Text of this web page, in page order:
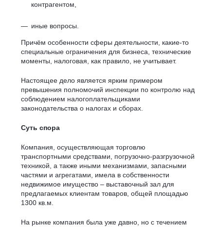
контрагентом,
иные вопросы.
Причём особенности сферы деятельности, какие-то
специальные ограничения для бизнеса, технические
моменты, налоговая, как правило, не учитывает.
Настоящее дело является ярким примером
превышения полномочий инспекции по контролю над
соблюдением налогоплательщиками
законодательства о налогах и сборах.
Суть спора
Компания, осуществляющая торговлю
транспортными средствами, погрузочно-разгрузочной
техникой, а также иными механизмами, запасными
частями и агрегатами, имела в собственности
недвижимое имущество – выставочный зал для
предлагаемых клиентам товаров, общей площадью
1300 кв.м.
На рынке компания была уже давно, но с течением